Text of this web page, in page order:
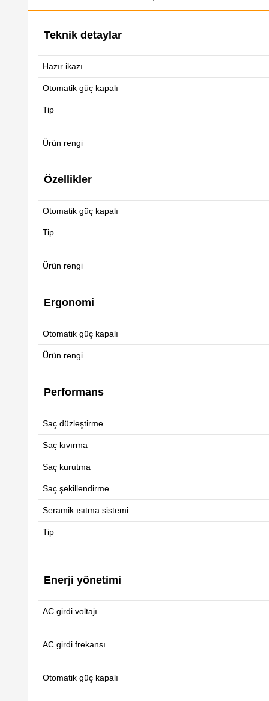
Teknik detaylar
Hazır ikazı
Otomatik güç kapalı
Tip
Ürün rengi
Özellikler
Otomatik güç kapalı
Tip
Ürün rengi
Ergonomi
Otomatik güç kapalı
Ürün rengi
Performans
Saç düzleştirme
Saç kıvırma
Saç kurutma
Saç şekillendirme
Seramik ısıtma sistemi
Tip
Enerji yönetimi
AC girdi voltajı
AC girdi frekansı
Otomatik güç kapalı